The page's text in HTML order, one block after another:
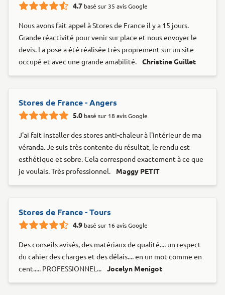
4.7 basé sur 35 avis Google
Nous avons fait appel à Stores de France il y a 15 jours.
Grande réactivité pour venir sur place et nous envoyer le
devis. La pose a été réalisée très proprement sur un site
occupé et avec une grande amabilité.
Christine Guillet
Stores de France - Angers
5.0 basé sur 18 avis Google
J'ai fait installer des stores anti-chaleur à l'intérieur de ma
véranda. Je suis très contente du résultat, le rendu est
esthétique et sobre. Cela correspond exactement à ce que
je voulais. Très professionnel.
Maggy PETIT
Stores de France - Tours
4.9 basé sur 16 avis Google
Des conseils avisés, des matériaux de qualité.... un respect
du cahier des charges et des délais.... en un mot comme en
cent..... PROFESSIONNEL...
Jocelyn Menigot